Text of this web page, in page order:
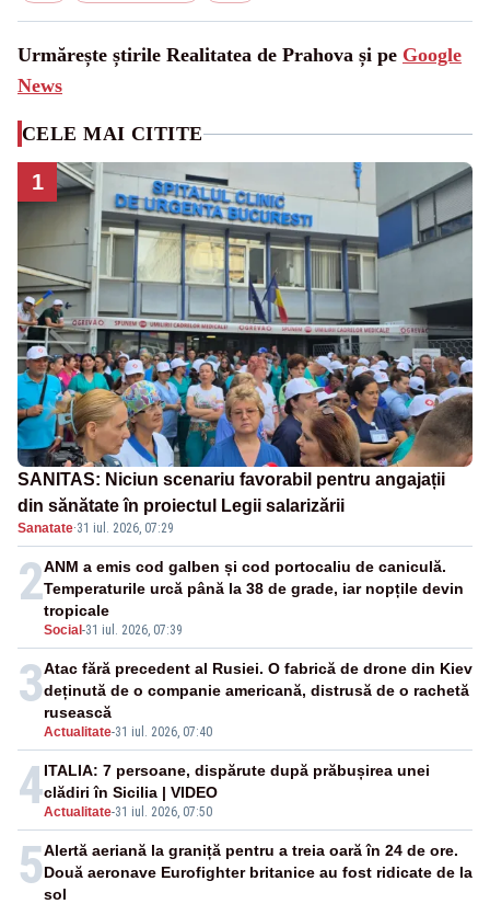
Urmărește știrile Realitatea de Prahova și pe Google
News
CELE MAI CITITE
1
SANITAS: Niciun scenariu favorabil pentru angajații
din sănătate în proiectul Legii salarizării
Sanatate·31 iul. 2026, 07:29
2
Social -31 iul. 2026, 07:39
ANM a emis cod galben și cod portocaliu de caniculă.
Temperaturile urcă până la 38 de grade, iar nopțile devin
tropicale
3
Actualitate-31 iul. 2026, 07:40
Atac fără precedent al Rusiei. O fabrică de drone din Kiev
deținută de o companie americană, distrusă de o rachetă
rusească
4Actualitate-31 iul. 2026, 07:50
ITALIA: 7 persoane, dispărute după prăbușirea unei
clădiri în Sicilia | VIDEO
5Alertă aeriană la graniță pentru a treia oară în 24 de ore.
Două aeronave Eurofighter britanice au fost ridicate de la
sol